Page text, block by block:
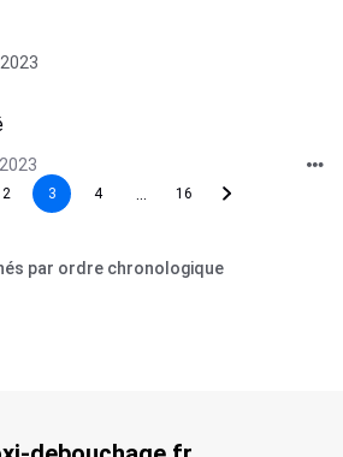
2 3 4 16
par ordre chronologique